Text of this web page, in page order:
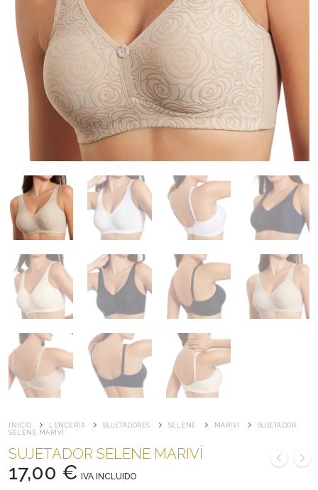
INICIO LENCERÍA SUJETADORES SELENE MARIVÍ
SUJETADOR
SELENE MARIVÍ
SUJETADOR SELENE MARIVÍ
17,00 € IVA INCLUIDO